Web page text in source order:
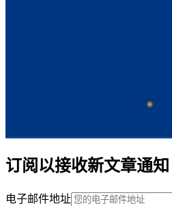
订阅以接收新文章通知
电子邮件地址